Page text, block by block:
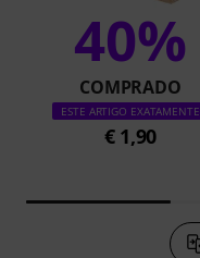
40%
COMPRADO
ESTE ARTIGO EXATAMENTE
€ 1,90